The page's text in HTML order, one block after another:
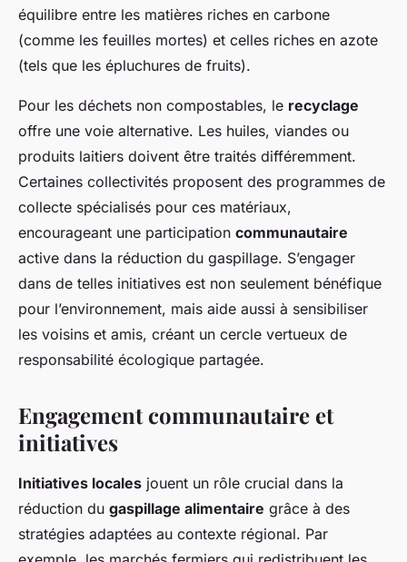
équilibre entre les matières riches en carbone
(comme les feuilles mortes) et celles riches en azote
(tels que les épluchures de fruits).
Pour les déchets non compostables, le recyclage
offre une voie alternative. Les huiles, viandes ou
produits laitiers doivent être traités différemment.
Certaines collectivités proposent des programmes de
collecte spécialisés pour ces matériaux,
encourageant une participation communautaire
active dans la réduction du gaspillage. S’engager
dans de telles initiatives est non seulement bénéfique
pour l’environnement, mais aide aussi à sensibiliser
les voisins et amis, créant un cercle vertueux de
responsabilité écologique partagée.
Engagement communautaire et
initiatives
Initiatives locales jouent un rôle crucial dans la
réduction du gaspillage alimentaire grâce à des
stratégies adaptées au contexte régional. Par